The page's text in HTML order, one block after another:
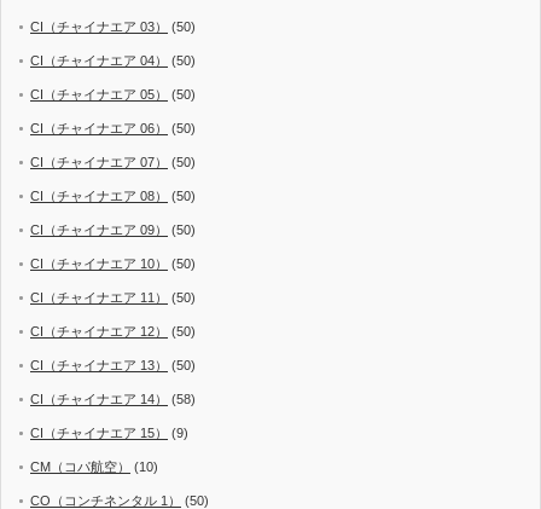
CI（チャイナエア 03） (50)
CI（チャイナエア 04） (50)
CI（チャイナエア 05） (50)
CI（チャイナエア 06） (50)
CI（チャイナエア 07） (50)
CI（チャイナエア 08） (50)
CI（チャイナエア 09） (50)
CI（チャイナエア 10） (50)
CI（チャイナエア 11） (50)
CI（チャイナエア 12） (50)
CI（チャイナエア 13） (50)
CI（チャイナエア 14） (58)
CI（チャイナエア 15） (9)
CM（コパ航空） (10)
CO（コンチネンタル 1） (50)